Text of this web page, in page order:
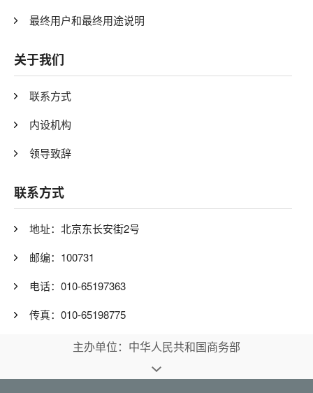
最终用户和最终用途说明
关于我们
联系方式
内设机构
领导致辞
联系方式
地址：北京东长安街2号
邮编：100731
电话：010-65197363
传真：010-65198775
主办单位：中华人民共和国商务部